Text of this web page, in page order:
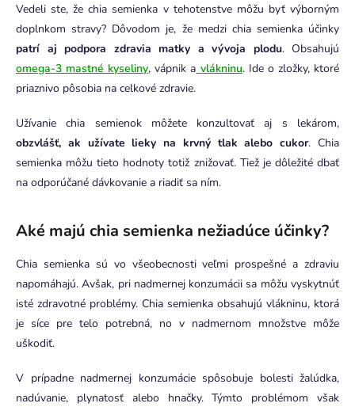
Vedeli ste, že chia semienka v tehotenstve môžu byť výborným
doplnkom stravy? Dôvodom je, že medzi chia semienka účinky
patrí aj podpora zdravia matky a vývoja plodu. Obsahujú
omega-3 mastné kyseliny, vápnik a vlákninu. Ide o zložky, ktoré
priaznivo pôsobia na celkové zdravie.
Užívanie chia semienok môžete konzultovať aj s lekárom,
obzvlášť, ak užívate lieky na krvný tlak alebo cukor. Chia
semienka môžu tieto hodnoty totiž znižovať. Tiež je dôležité dbať
na odporúčané dávkovanie a riadiť sa ním.
Aké majú chia semienka nežiadúce účinky?
Chia semienka sú vo všeobecnosti veľmi prospešné a zdraviu
napomáhajú. Avšak, pri nadmernej konzumácii sa môžu vyskytnúť
isté zdravotné problémy. Chia semienka obsahujú vlákninu, ktorá
je síce pre telo potrebná, no v nadmernom množstve môže
uškodiť.
V prípadne nadmernej konzumácie spôsobuje bolesti žalúdka,
nadúvanie, plynatosť alebo hnačky. Týmto problémom však